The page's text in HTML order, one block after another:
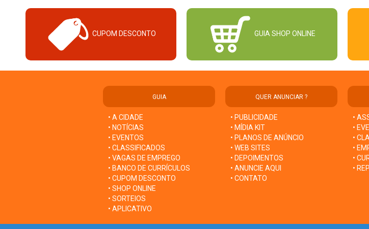
CUPOM DESCONTO GUIA SHOP ONLINE
GUIA
• A CIDADE
• NOTÍCIAS
• EVENTOS
• CLASSIFICADOS
• VAGAS DE EMPREGO
• BANCO DE CURRÍCULOS
• CUPOM DESCONTO
• SHOP ONLINE
• SORTEIOS
• APLICATIVO
QUER ANUNCIAR ?
• PUBLICIDADE
• MÍDIA KIT
• PLANOS DE ANÚNCIO
• WEB SITES
• DEPOIMENTOS
• ANUNCIE AQUI
• CONTATO
•
•
•
•
•
•